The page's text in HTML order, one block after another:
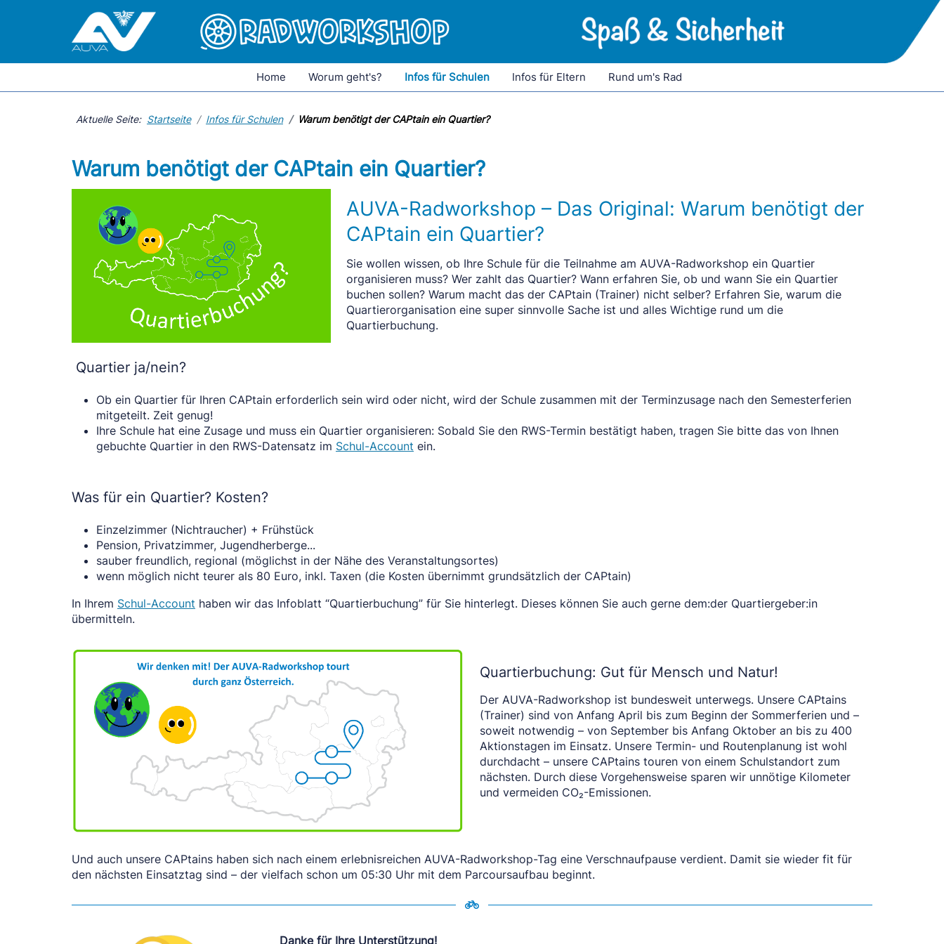
Home Worum geht's? Infos für Schulen Infos für Eltern Rund um's Rad
Aktuelle Seite: Startseite Infos für Schulen Warum benötigt der CAPtain ein Quartier?
Warum benötigt der CAPtain ein Quartier?
AUVA-Radworkshop – Das Original: Warum benötigt der
CAPtain ein Quartier?
Sie wollen wissen, ob Ihre Schule für die Teilnahme am AUVA-Radworkshop ein Quartier
organisieren muss? Wer zahlt das Quartier? Wann erfahren Sie, ob und wann Sie ein Quartier
buchen sollen? Warum macht das der CAPtain (Trainer) nicht selber? Erfahren Sie, warum die
Quartierorganisation eine super sinnvolle Sache ist und alles Wichtige rund um die
Quartierbuchung.
Quartier ja/nein?
Ob ein Quartier für Ihren CAPtain erforderlich sein wird oder nicht, wird der Schule zusammen mit der Terminzusage nach den Semesterferien
mitgeteilt. Zeit genug!
Ihre Schule hat eine Zusage und muss ein Quartier organisieren: Sobald Sie den RWS-Termin bestätigt haben, tragen Sie bitte das von Ihnen
gebuchte Quartier in den RWS-Datensatz im Schul-Account ein.
Was für ein Quartier? Kosten?
Einzelzimmer (Nichtraucher) + Frühstück
Pension, Privatzimmer, Jugendherberge...
sauber freundlich, regional (möglichst in der Nähe des Veranstaltungsortes)
wenn möglich nicht teurer als 80 Euro, inkl. Taxen (die Kosten übernimmt grundsätzlich der CAPtain)
In Ihrem Schul-Account haben wir das Infoblatt “Quartierbuchung” für Sie hinterlegt. Dieses können Sie auch gerne dem:der Quartiergeber:in
übermitteln.
Quartierbuchung: Gut für Mensch und Natur!
Der AUVA-Radworkshop ist bundesweit unterwegs. Unsere CAPtains
(Trainer) sind von Anfang April bis zum Beginn der Sommerferien und –
soweit notwendig – von September bis Anfang Oktober an bis zu 400
Aktionstagen im Einsatz. Unsere Termin- und Routenplanung ist wohl
durchdacht – unsere CAPtains touren von einem Schulstandort zum
nächsten. Durch diese Vorgehensweise sparen wir unnötige Kilometer
und vermeiden CO₂-Emissionen.
Und auch unsere CAPtains haben sich nach einem erlebnisreichen AUVA-Radworkshop-Tag eine Verschnaufpause verdient. Damit sie wieder fit für
den nächsten Einsatztag sind – der vielfach schon um 05:30 Uhr mit dem Parcoursaufbau beginnt.
Danke für Ihre Unterstützung!